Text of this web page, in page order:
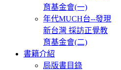
育基金會(一)
年代MUCH台--發現
新台灣 採訪正覺教
育基金會(二)
書籍介紹
局版書目錄